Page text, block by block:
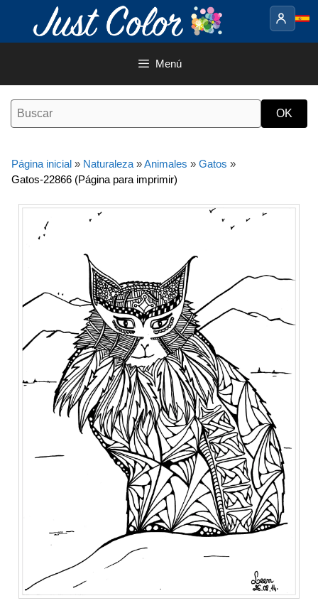
contenido
Menú
Página inicial » Naturaleza »Animales » Gatos »
Gatos-22866 (Página para imprimir)